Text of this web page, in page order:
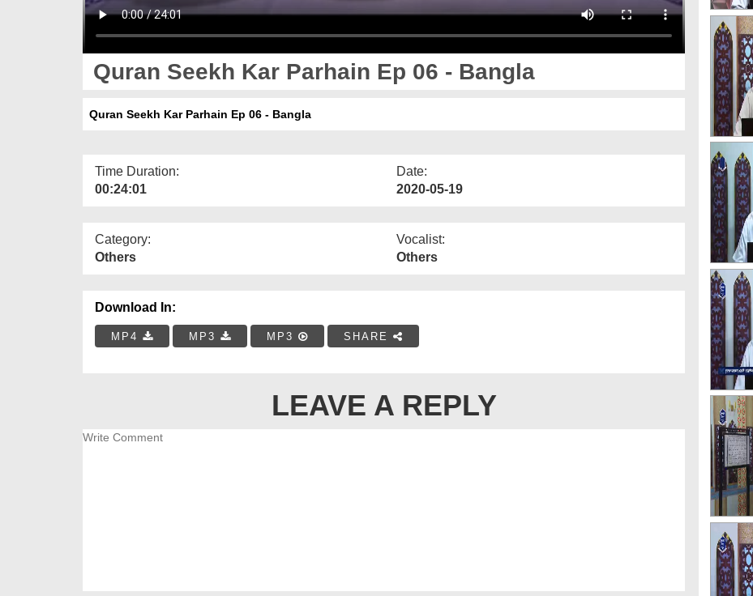
Quran Seekh Kar Parhain Ep 06 - Bangla
Quran Seekh Kar Parhain Ep 06 - Bangla
Time Duration:
00:24:01
Date:
2020-05-19
Category:
Others
Vocalist:
Others
Download In:
MP4 MP3 MP3 SHARE
LEAVE A REPLY